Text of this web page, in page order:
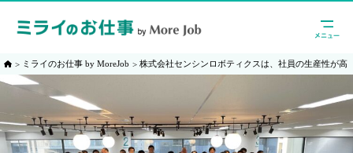
ミライのお仕事 by MoreJob 株式会社センシンロボティクスは、社員の生産性が高